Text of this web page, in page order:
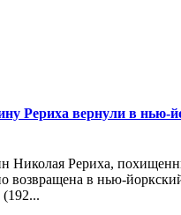
Рериха вернули в нью-
Николая Рериха,
возвращена в нью-